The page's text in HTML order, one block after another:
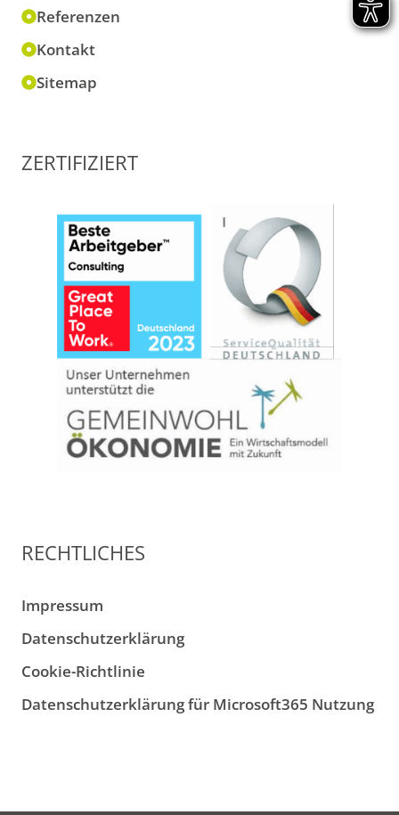
Referenzen
Kontakt
Sitemap
ZERTIFIZIERT
RECHTLICHES
Impressum
Datenschutzerklärung
Cookie-Richtlinie
Datenschutzerklärung für Microsoft365 Nutzung